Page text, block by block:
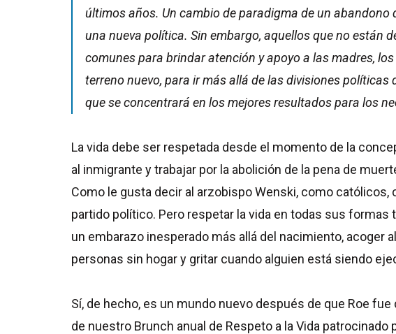
últimos años. Un cambio de paradigma de un
una nueva política. Sin embargo, aquellos que no están
comunes para brindar atención y apoyo a las madres,
terreno nuevo, para ir más allá de las divisiones
que se concentrará en los mejores resultados para los
La vida debe ser respetada desde el momento de la
al inmigrante y trabajar por la abolición de la pena de
Como le gusta decir al arzobispo Wenski, como
partido político. Pero respetar la vida en todas sus
un embarazo inesperado más allá del nacimiento,
personas sin hogar y gritar cuando alguien está siendo
Sí, de hecho, es un mundo nuevo después de que Roe
de nuestro Brunch anual de Respeto a la Vida